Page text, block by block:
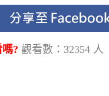
? 觀看數：32354 人